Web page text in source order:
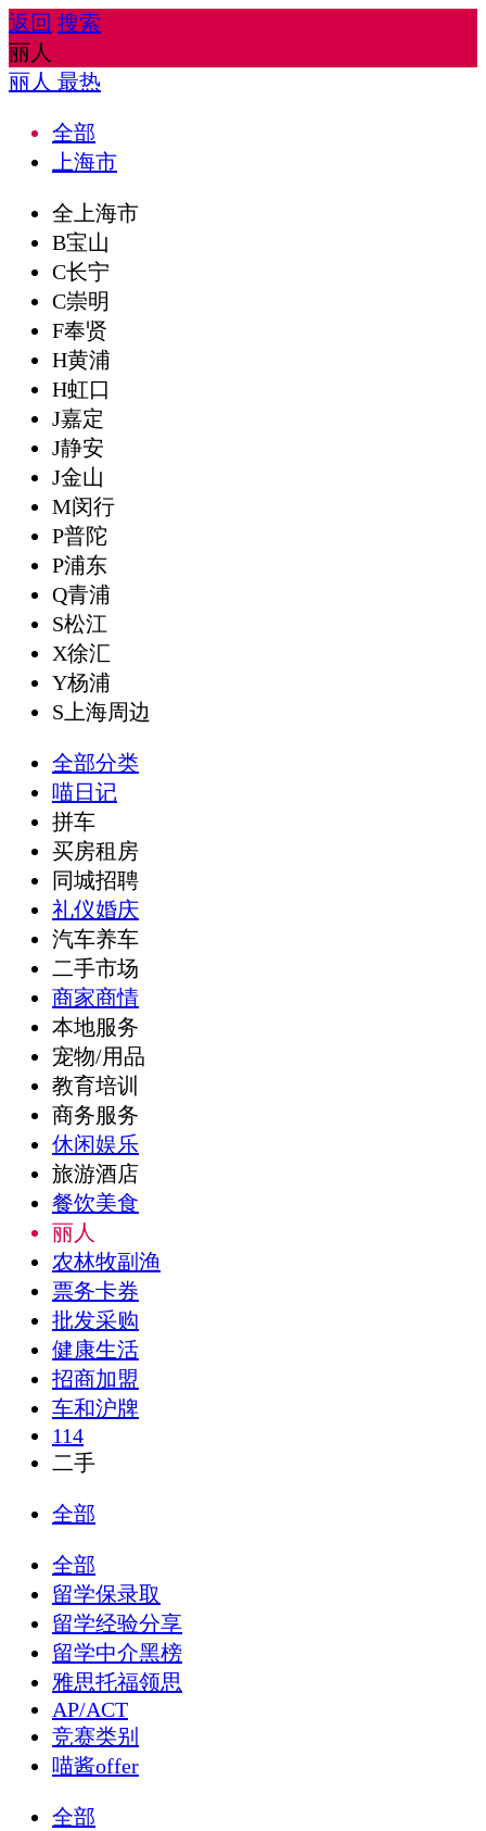
返回 搜索
丽人
丽人 最热
全部
上海市
全上海市
B宝山
C长宁
C崇明
F奉贤
H黄浦
H虹口
J嘉定
J静安
J金山
M闵行
P普陀
P浦东
Q青浦
S松江
X徐汇
Y杨浦
S上海周边
全部分类
喵日记
拼车
买房租房
同城招聘
礼仪婚庆
汽车养车
二手市场
商家商情
本地服务
宠物/用品
教育培训
商务服务
休闲娱乐
旅游酒店
餐饮美食
丽人
农林牧副渔
票务卡券
批发采购
健康生活
招商加盟
车和沪牌
114
二手
全部
全部
留学保录取
留学经验分享
留学中介黑榜
雅思托福领思
AP/ACT
竞赛类别
喵酱offer
全部